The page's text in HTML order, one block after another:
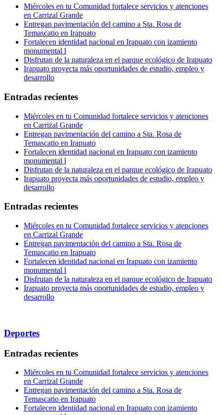
Miércoles en tu Comunidad fortalece servicios y atenciones
en Carrizal Grande
Entregan pavimentación del camino a Sta. Rosa de
Temascatio en Irapuato
Fortalecen identidad nacional en Irapuato con izamiento
monumental l
Disfrutan de la naturaleza en el parque ecológico de Irapuato
Irapuato proyecta más oportunidades de estudio, empleo y
desarrollo
Entradas recientes
Miércoles en tu Comunidad fortalece servicios y atenciones
en Carrizal Grande
Entregan pavimentación del camino a Sta. Rosa de
Temascatio en Irapuato
Fortalecen identidad nacional en Irapuato con izamiento
monumental l
Disfrutan de la naturaleza en el parque ecológico de Irapuato
Irapuato proyecta más oportunidades de estudio, empleo y
desarrollo
Entradas recientes
Miércoles en tu Comunidad fortalece servicios y atenciones
en Carrizal Grande
Entregan pavimentación del camino a Sta. Rosa de
Temascatio en Irapuato
Fortalecen identidad nacional en Irapuato con izamiento
monumental l
Disfrutan de la naturaleza en el parque ecológico de Irapuato
Irapuato proyecta más oportunidades de estudio, empleo y
desarrollo
Deportes
Entradas recientes
Miércoles en tu Comunidad fortalece servicios y atenciones
en Carrizal Grande
Entregan pavimentación del camino a Sta. Rosa de
Temascatio en Irapuato
Fortalecen identidad nacional en Irapuato con izamiento